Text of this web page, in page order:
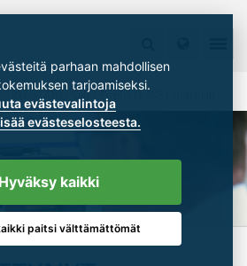
Rekry: After Sales Engineer SKS Controliin
parhaan mahdollisen
evästevalintoja
evästeselosteesta.
Hyväksy kaikki
paitsi välttämättömät